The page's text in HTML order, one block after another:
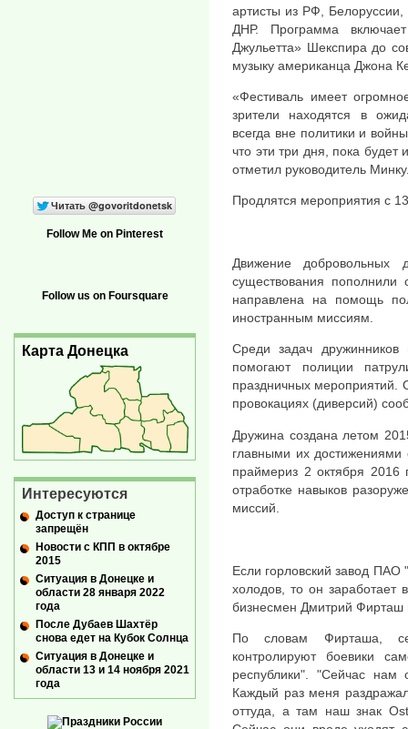
артисты из РФ,
ДНР. Программа
Джульетта» Шекспира до
музыку американца Джона
«Фестиваль имеет
зрители находятся в
всегда вне политики и
что эти три дня, пока
отметил руководитель
Продлятся мероприятия с
Движение
существования пополнили
направлена на помощь
иностранным миссиям.
Среди задач
помогают полиции
праздничных мероприятий.
провокациях (диверсий)
Дружина создана летом
главными их достижениями
праймериз 2 октября 2016
отработке навыков
миссий.
Если горловский завод ПАО
холодов, то он
бизнесмен Дмитрий Фирташ
По словам Фирташа,
контролируют боевики
республики". "Сейчас нам
Каждый раз меня
оттуда, а там наш знак
Follow Me on Pinterest
Follow us on Foursquare
Карта Донецка
Интересуются
Доступ к странице
запрещён
Новости с КПП в октябре
2015
Ситуация в Донецке и
области 28 января 2022
года
После Дубаев Шахтёр
снова едет на Кубок Солнца
Ситуация в Донецке и
области 13 и 14 ноября 2021
года